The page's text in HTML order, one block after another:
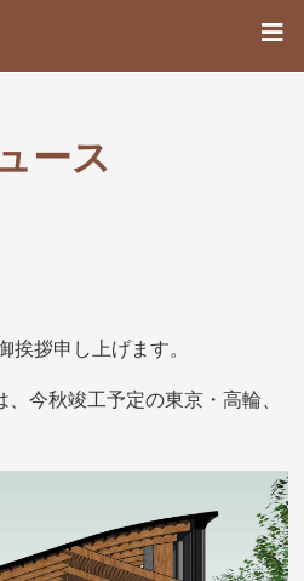
ース
挨拶申し上げます。
、今秋竣工予定の東京・高輪、